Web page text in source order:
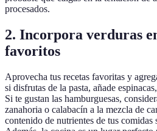
procesados.
2. Incorpora verduras
favoritos
Aprovecha tus recetas favoritas y
si disfrutas de la pasta, añade
Si te gustan las hamburguesas,
zanahoria o calabacín a la mezcla de
contenido de nutrientes de tus comidas